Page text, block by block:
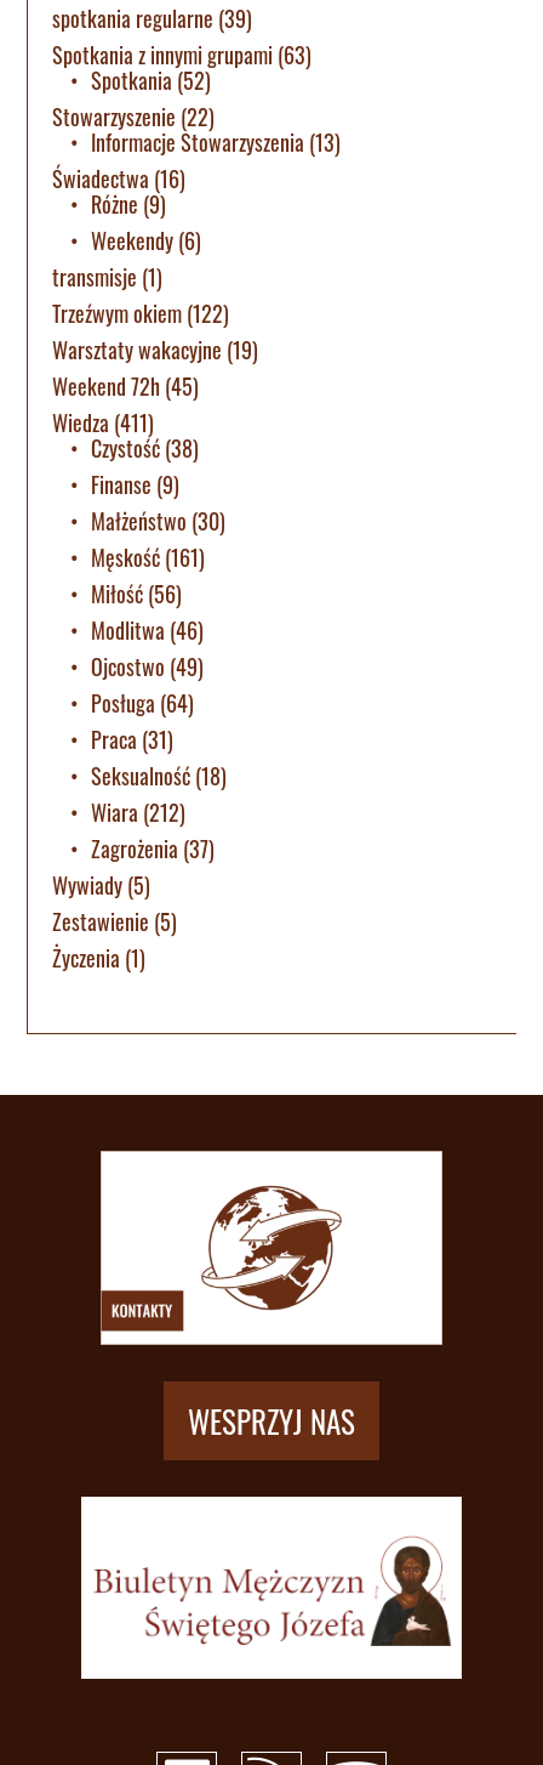
spotkania regularne (39)
Spotkania z innymi grupami (63)
Spotkania (52)
Stowarzyszenie (22)
Informacje Stowarzyszenia (13)
Świadectwa (16)
Różne (9)
Weekendy(6)
transmisje (1)
Trzeźwym okiem(122)
Warsztaty wakacyjne (19)
Weekend 72h(45)
Wiedza (411)
Czystość(38)
Finanse (9)
Małżeństwo (30)
Męskość(161)
Miłość(56)
Modlitwa (46)
Ojcostwo (49)
Posługa (64)
Praca (31)
Seksualność(18)
Wiara (212)
Zagrożenia (37)
Wywiady(5)
Zestawienie (5)
Życzenia (1)
WESPRZYJ NAS